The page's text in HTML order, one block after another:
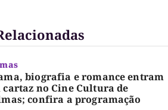
biografia e romance entram
cartaz no Cine Cultura de
confira a programação